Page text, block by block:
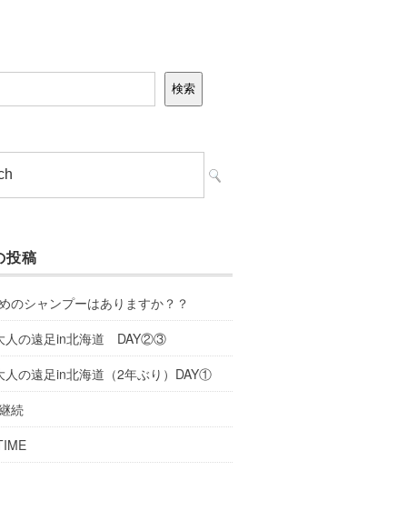
検索
投稿
のシャンプーはありますか？？
人の遠足in北海道 DAY②③
人の遠足in北海道（2年ぶり）DAY①
続